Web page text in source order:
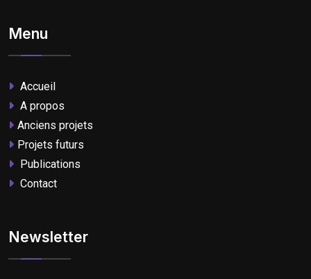
Menu
Accueil
A propos
Anciens projets
Projets futurs
Publications
Contact
Newsletter